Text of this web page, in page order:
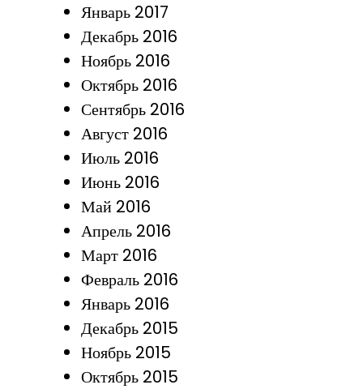
Январь 2017
Декабрь 2016
Ноябрь 2016
Октябрь 2016
Сентябрь 2016
Август 2016
Июль 2016
Июнь 2016
Май 2016
Апрель 2016
Март 2016
Февраль 2016
Январь 2016
Декабрь 2015
Ноябрь 2015
Октябрь 2015